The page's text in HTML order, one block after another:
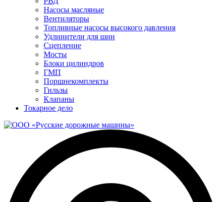
Насосы масляные
Вентиляторы
Топливные насосы высокого давления
Удлинители для шин
Сцепление
Мосты
Блоки цилиндров
ГМП
Поршнекомплекты
Гильзы
Клапаны
Токарное дело